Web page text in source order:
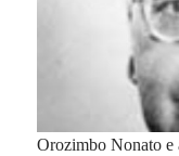
Orozimbo Nonato e